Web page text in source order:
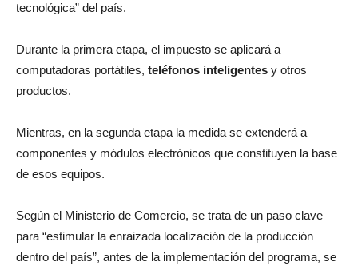
tecnológica” del país.
Durante la primera etapa, el impuesto se aplicará a
computadoras portátiles, teléfonos inteligentes y otros
productos.
Mientras, en la segunda etapa la medida se extenderá a
componentes y módulos electrónicos que constituyen la base
de esos equipos.
Según el Ministerio de Comercio, se trata de un paso clave
para “estimular la enraizada localización de la producción
dentro del país”, antes de la implementación del programa, se